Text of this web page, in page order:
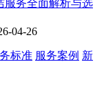
服务全面解析与选
04-26
标准 服务案例 新